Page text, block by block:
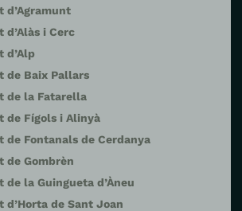
d’Agramunt
d’Alàs i Cerc
d’Alp
de Baix Pallars
de la Fatarella
de Fígols i Alinyà
de Fontanals de Cerdanya
de Gombrèn
de la Guingueta d’Àneu
d’Horta de Sant Joan